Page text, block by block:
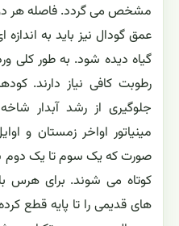
عمق گودال نیز باید به
گیاه دیده شود. به طور کلی
رطوبت کافی نیاز دارند.
جلوگیری از رشد آبدار
مینیاتور اواخر زمستان و
صورت که یک سوم تا یک دوم
کوتاه می شوند. برای هرس
های قدیمی را تا پایه قطع